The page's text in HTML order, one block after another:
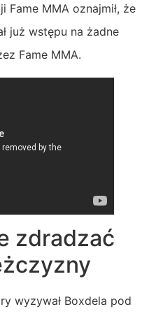
Fame MMA oznajmił, że
już wstępu na żadne
Fame MMA.
zdradzać
wyzywał Boxdela pod